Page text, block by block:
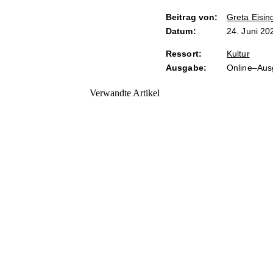
Beitrag von:
Greta
Datum:
24. Juni
Ressort:
Kultur
Ausgabe:
Verwandte Artikel